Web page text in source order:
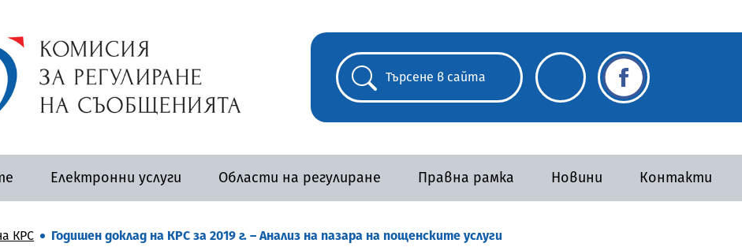
Електронни услуги Области на регулиране Правна рамка Новини Контакти
КРС Годишен доклад на КРС за 2019 г. – Анализ на пазара на пощенските услуги